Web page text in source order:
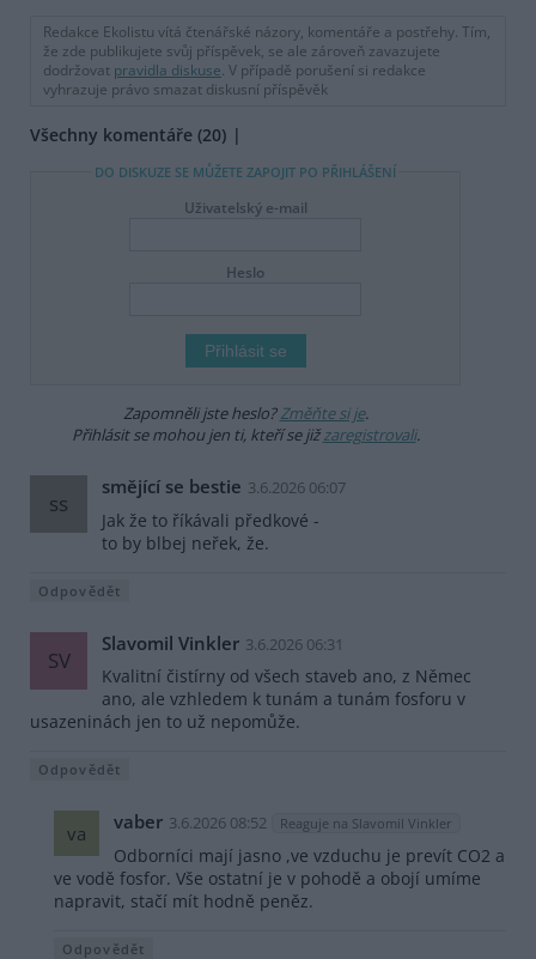
Redakce Ekolistu vítá čtenářské názory, komentáře a postřehy. Tím,
že zde publikujete svůj příspěvek, se ale zároveň zavazujete
dodržovat pravidla diskuse. V případě porušení si redakce
vyhrazuje právo smazat diskusní příspěvěk
Všechny komentáře (20)
DO DISKUZE SE MŮŽETE ZAPOJIT PO PŘIHLÁŠENÍ
Uživatelský e-mail
Heslo
Zapomněli jste heslo?Změňte si je.
Přihlásit se mohou jen ti, kteří se jižzaregistrovali.
ss
smějící se bestie 3.6.2026 06:07
Jak že to říkávali předkové -
to by blbej neřek, že.
Odpovědět
SV
Slavomil Vinkler 3.6.2026 06:31
Kvalitní čistírny od všech staveb ano, z Němec
ano, ale vzhledem k tunám a tunám fosforu v
usazeninách jen to už nepomůže.
Odpovědět
va vaber 3.6.2026 08:52 Reaguje na Slavomil Vinkler
Odborníci mají jasno ,ve vzduchu je prevít CO2 a
ve vodě fosfor. Vše ostatní je v pohodě a obojí umíme
napravit, stačí mít hodně peněz.
Odpovědět